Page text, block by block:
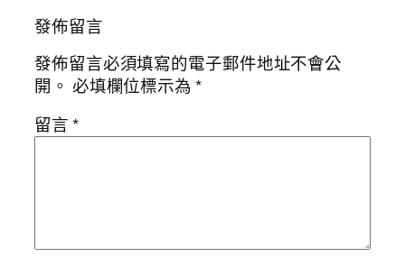
發佈留言
發佈留言必須填寫的電子郵件地址不會公
開。 必填欄位標示為*
留言*